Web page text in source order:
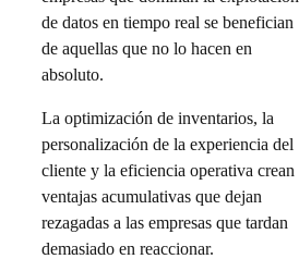
de datos en tiempo real se benefician
de aquellas que no lo hacen en
absoluto.
La optimización de inventarios, la
personalización de la experiencia del
cliente y la eficiencia operativa crean
ventajas acumulativas que dejan
rezagadas a las empresas que tardan
demasiado en reaccionar.